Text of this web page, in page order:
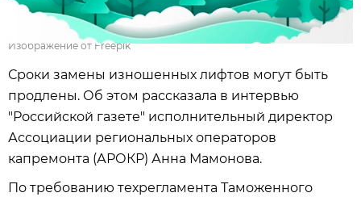
Изображение от Freepik
Сроки замены изношенных лифтов могут быть
продлены. Об этом рассказала в интервью
"Российской газете" исполнительный директор
Ассоциации региональных операторов
капремонта (АРОКР) Анна Мамонова.
По требованию техрегламента Таможенного